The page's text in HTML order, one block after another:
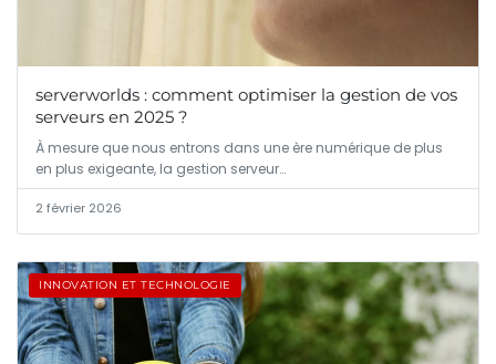
serverworlds : comment optimiser la gestion de vos
serveurs en 2025 ?
À mesure que nous entrons dans une ère numérique de plus
en plus exigeante, la gestion serveur…
2 février 2026
INNOVATION ET TECHNOLOGIE